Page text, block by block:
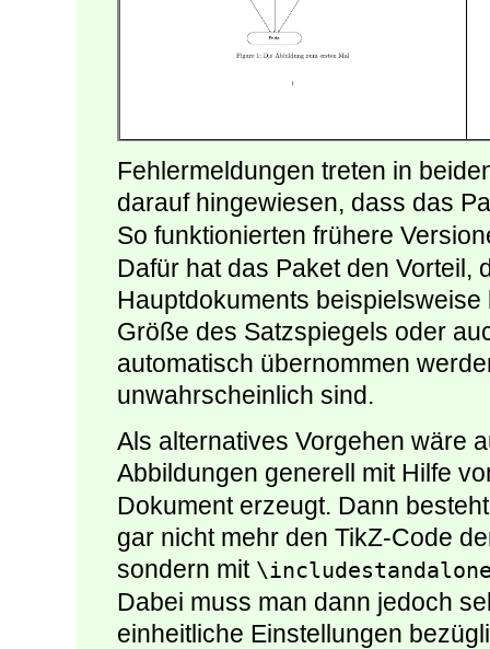
Fehlermeldungen treten in
darauf hingewiesen, dass das
So funktionierten frühere
Dafür hat das Paket den Vorteil,
Hauptdokuments
Größe des Satzspiegels oder
automatisch übernommen
unwahrscheinlich sind.
Als alternatives Vorgehen wäre
Abbildungen generell mit Hilfe
Dokument erzeugt. Dann
gar nicht mehr den TikZ-Code
sondern mit
Dabei muss man dann jedoch
einheitliche Einstellungen